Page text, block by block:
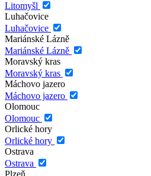
Litomyšl
Luhačovice
Luhačovice
Mariánské Lázně
Mariánské Lázně
Moravský kras
Moravský kras
Máchovo jazero
Máchovo jazero
Olomouc
Olomouc
Orlické hory
Orlické hory
Ostrava
Ostrava